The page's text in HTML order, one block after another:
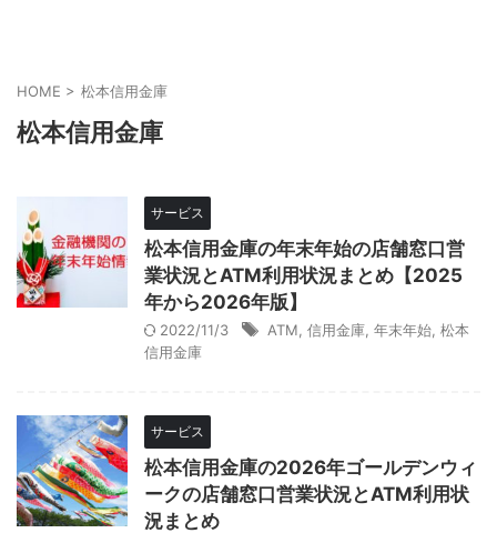
HOME > 松本信用金庫
松本信用金庫
サービス
松本信用金庫の年末年始の店舗窓口営
業状況とATM利用状況まとめ【2025
年から2026年版】
2022/11/3 ATM 信用金庫 年末年始 松本
信用金庫
サービス
松本信用金庫の2026年ゴールデンウィ
ークの店舗窓口営業状況とATM利用状
況まとめ